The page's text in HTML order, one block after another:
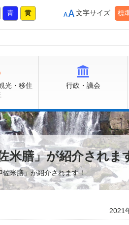
青 黄 文字サイズ 標
光・移住
行政・議会
米膳」が紹介されま
米膳」が紹介されます！
2021